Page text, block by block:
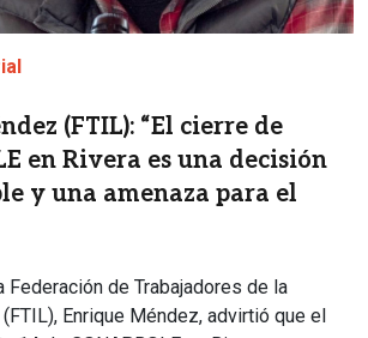
(FTIL): “El cierre de
en Rivera es una decisión
y una amenaza para el
Federación de Trabajadores de la
Enrique Méndez, advirtió que el